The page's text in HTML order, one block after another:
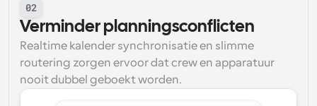
02
Verminder planningsconflicten
Realtime kalender synchronisatie en slimme
routering zorgen ervoor dat crew en apparatuur
nooit dubbel geboekt worden.